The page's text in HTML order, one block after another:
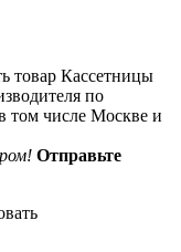
товар Кассетницы
по
том числе Москве и
Отправьте